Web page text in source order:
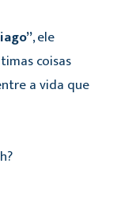
, ele
coisas
a vida que